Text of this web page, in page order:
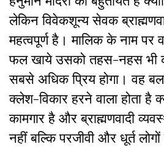
लेकिन विवेकशून्य सेवक
महत्वपूर्ण है। मालिक के नाम पर
फल खाये उसको तहस-नहस भी
सबसे अधिक प्रिय होगा। वह बल-
क्लेश-विकार हरने वाला होता है
कामगार है और ब्राह्मणवादी
नहीं बल्कि परजीवी और धूर्त